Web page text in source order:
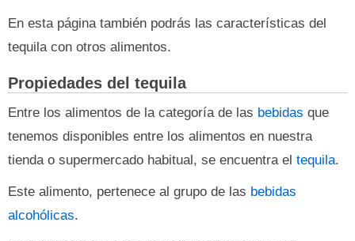
En esta página también podrás las características del
tequila con otros alimentos.
Propiedades del tequila
Entre los alimentos de la categoría de las bebidas que
tenemos disponibles entre los alimentos en nuestra
tienda o supermercado habitual, se encuentra el tequila.
Este alimento, pertenece al grupo de las bebidas
alcohólicas.